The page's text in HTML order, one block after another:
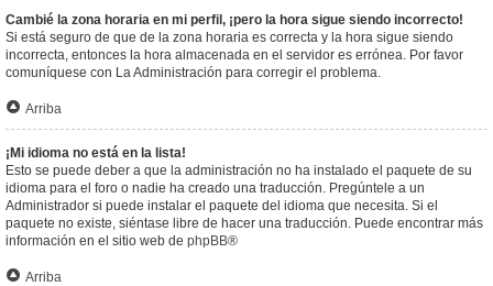
Cambié la zona horaria en mi perfil, ¡pero la hora sigue siendo incorrecto!
Si está seguro de que de la zona horaria es correcta y la hora sigue siendo
incorrecta, entonces la hora almacenada en el servidor es errónea. Por favor
comuníquese con La Administración para corregir el problema.
Arriba
¡Mi idioma no está en la lista!
Esto se puede deber a que la administración no ha instalado el paquete de su
idioma para el foro o nadie ha creado una traducción. Pregúntele a un
Administrador si puede instalar el paquete del idioma que necesita. Si el
paquete no existe, siéntase libre de hacer una traducción. Puede encontrar más
información en el sitio web de phpBB®
Arriba